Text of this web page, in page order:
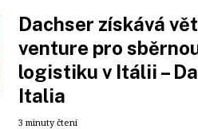
Dachser získává
venture pro
logistiku v Itálii –
Italia
3 minuty čtení